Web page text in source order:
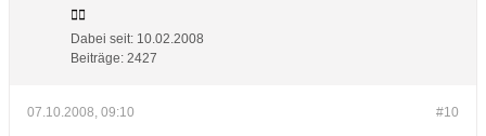
Dabei seit: 10.02.2008
Beiträge: 2427
#10
07.10.2008, 09:10